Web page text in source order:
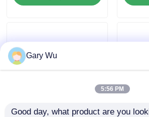
খবর
গাড়ির এয়ার সাসপেনশন সিস্টেম
Gary Wu
5:56 PM
Good day, what product are you